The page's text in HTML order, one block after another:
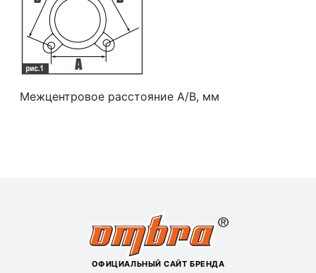
Межцентровое расстояние А/В, мм
ОФИЦИАЛЬНЫЙ САЙТ БРЕНДА